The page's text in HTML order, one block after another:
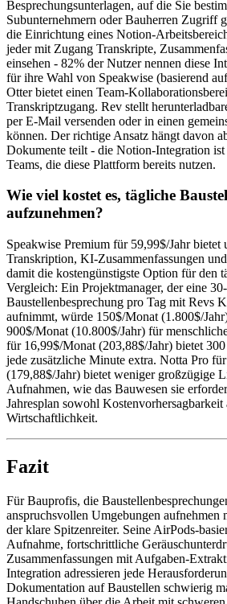
Besprechungsunterlagen, auf die Sie
Subunternehmern oder Bauherren Zugriff
die Einrichtung eines Notion-
jeder mit Zugang Transkripte,
einsehen - 82% der Nutzer nennen diese
für ihre Wahl von Speakwise (basierend
Otter bietet einen Team-
Transkriptzugang. Rev stellt
per E-Mail versenden oder in einen
können. Der richtige Ansatz hängt davon
Dokumente teilt - die Notion-Integration ist
Teams, die diese Plattform bereits nutzen.
Wie viel kostet es, tägliche
aufzunehmen?
Speakwise Premium für 59,99$/Jahr bietet
Transkription, KI-Zusammenfassungen
damit die kostengünstigste Option für den
Vergleich: Ein Projektmanager, der eine
Baustellenbesprechung pro Tag mit Revs
aufnimmt, würde 150$/Monat (1.800$/
900$/Monat (10.800$/Jahr) für
für 16,99$/Monat (203,88$/Jahr) bietet
jede zusätzliche Minute extra. Notta Pro
(179,88$/Jahr) bietet weniger großzügige
Aufnahmen, wie das Bauwesen sie
Jahresplan sowohl Kostenvorhersagbarkeit
Wirtschaftlichkeit.
Fazit
Für Bauprofis, die
anspruchsvollen Umgebungen aufnehmen
der klare Spitzenreiter. Seine AirPods-
Aufnahme, fortschrittliche
Zusammenfassungen mit Aufgaben-
Integration adressieren jede
Dokumentation auf Baustellen schwierig